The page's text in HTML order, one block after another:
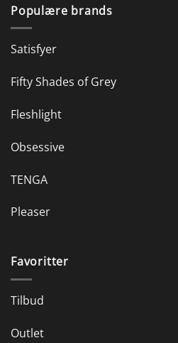
Populære brands
Satisfyer
Fifty Shades of Grey
Fleshlight
Obsessive
TENGA
Pleaser
Favoritter
Tilbud
Outlet